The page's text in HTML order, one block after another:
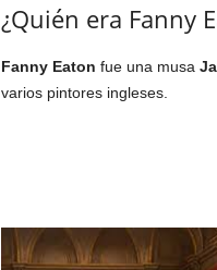
¿Quién era Fanny
Fanny Eaton fue una musa
varios pintores ingleses.